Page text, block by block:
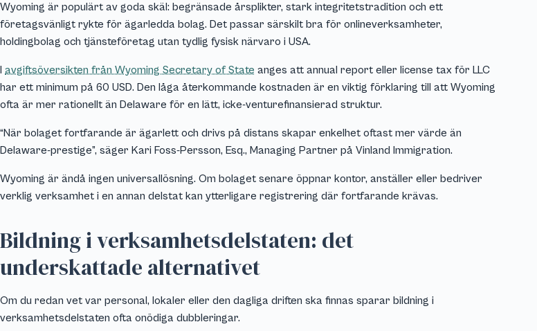
Wyoming är populärt av goda skäl: begränsade årsplikter, stark integritetstradition och ett
företagsvänligt rykte för ägarledda bolag. Det passar särskilt bra för onlineverksamheter,
holdingbolag och tjänsteföretag utan tydlig fysisk närvaro i USA.
I avgiftsöversikten från Wyoming Secretary of State anges att annual report eller license tax för LLC
har ett minimum på 60 USD. Den låga återkommande kostnaden är en viktig förklaring till att Wyoming
ofta är mer rationellt än Delaware för en lätt, icke-venturefinansierad struktur.
“När bolaget fortfarande är ägarlett och drivs på distans skapar enkelhet oftast mer värde än
Delaware-prestige”, säger Kari Foss-Persson, Esq., Managing Partner på Vinland Immigration.
Wyoming är ändå ingen universallösning. Om bolaget senare öppnar kontor, anställer eller bedriver
verklig verksamhet i en annan delstat kan ytterligare registrering där fortfarande krävas.
Bildning i verksamhetsdelstaten: det
underskattade alternativet
Om du redan vet var personal, lokaler eller den dagliga driften ska finnas sparar bildning i
verksamhetsdelstaten ofta onödiga dubbleringar.